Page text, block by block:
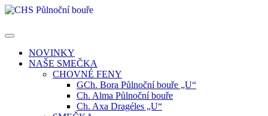
Skip
NOVINKY
NAŠE SMEČKA
CHOVNÉ FENY
GCh. Bora Půlnoční bouře „U“
Ch. Alma Půlnoční bouře
Ch. Axa Dragéles „U“